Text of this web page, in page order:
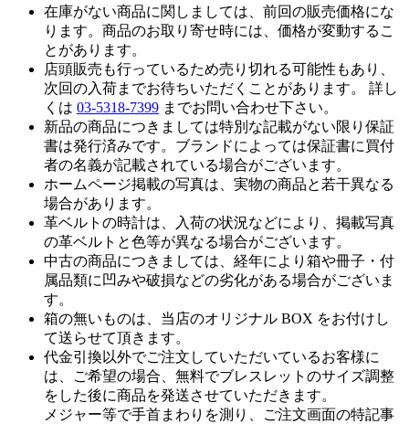
在庫がない商品に関しましては、前回の販売価格にな
ります。商品のお取り寄せ時には、価格が変動するこ
とがあります。
店頭販売も行っているため売り切れる可能性もあり、
次回の入荷までお待ちいただくことがあります。 詳し
くは 03-5318-7399 までお問い合わせ下さい。
新品の商品につきましては特別な記載がない限り保証
書は発行済みです。ブランドによっては保証書に買付
者の名義が記載されている場合がございます。
ホームページ掲載の写真は、実物の商品と若干異なる
場合があります。
革ベルトの時計は、入荷の状況などにより、掲載写真
の革ベルトと色等が異なる場合がございます。
中古の商品につきましては、経年により箱や冊子・付
属品類に凹みや破損などの劣化がある場合がございま
す。
箱の無いものは、当店のオリジナル BOX をお付けし
て送らせて頂きます。
代金引換以外でご注文していただいているお客様に
は、ご希望の場合、無料でブレスレットのサイズ調整
をした後に商品を発送させていただきます。
メジャー等で手首まわりを測り、ご注文画面の特記事